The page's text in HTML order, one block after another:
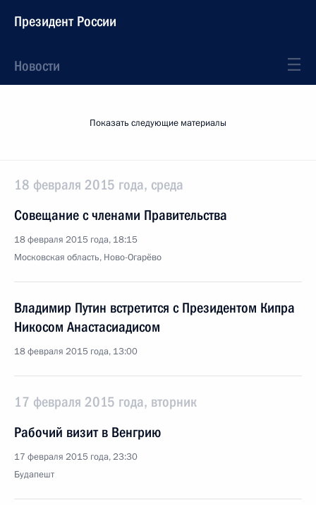
Президент России
Новости
Показать следующие материалы
18 февраля 2015 года, среда
Совещание с членами Правительства
18 февраля 2015 года, 18:15
Московская область, Ново-Огарёво
Владимир Путин встретится с Президентом Кипра
Никосом Анастасиадисом
18 февраля 2015 года, 13:00
17 февраля 2015 года, вторник
Рабочий визит в Венгрию
17 февраля 2015 года, 23:30
Будапешт